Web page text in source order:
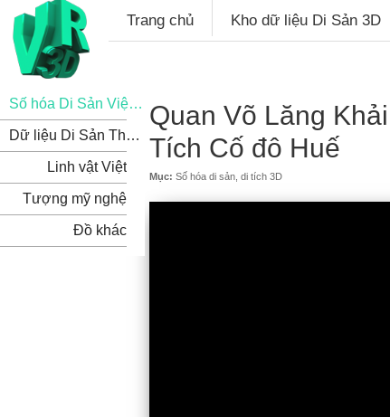
Trang chủ Kho dữ liệu Di Sản 3D
Quan Võ Lăng
Tích Cố đô Huế
Mục: Số hóa di sản, di tích 3D
Số hóa Di Sản Việt Nam
Dữ liệu Di Sản Thế Giới
Linh vật Việt
Tượng mỹ nghệ
Đồ khác